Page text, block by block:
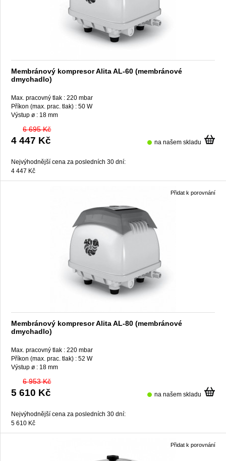
Membránový kompresor Alita AL-60 (membránové
dmychadlo)
Max. pracovný tlak : 220 mbar
Příkon (max. prac. tlak) : 50 W
Výstup ø : 18 mm
6 695 Kč
4 447 Kč na našem skladu
Nejvýhodnější cena za posledních 30 dní:
4 447 Kč
Membránový kompresor Alita AL-80 (membránové
dmychadlo)
Max. pracovný tlak : 220 mbar
Příkon (max. prac. tlak) : 52 W
Výstup ø : 18 mm
6 953 Kč
5 610 Kč na našem skladu
Nejvýhodnější cena za posledních 30 dní:
5 610 Kč
Přidat k porovnání
Přidat k porovnání